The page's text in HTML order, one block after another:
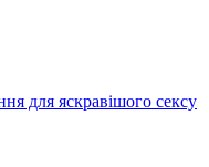
для яскравішого сексу